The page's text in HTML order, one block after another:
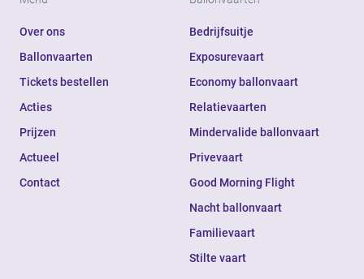
Over ons
Ballonvaarten
Tickets bestellen
Acties
Prijzen
Actueel
Contact
Bedrijfsuitje
Exposurevaart
Economy ballonvaart
Relatievaarten
Mindervalide ballonvaart
Privevaart
Good Morning Flight
Nacht ballonvaart
Familievaart
Stilte vaart